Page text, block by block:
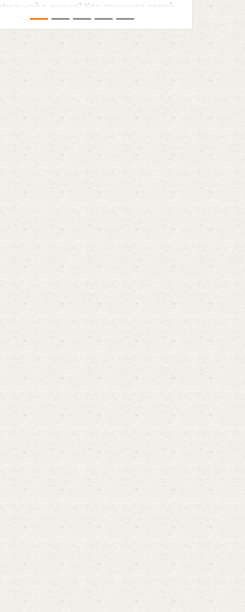
тема последних лет в мире.Перед
Национальной хоккейной лиги — ...